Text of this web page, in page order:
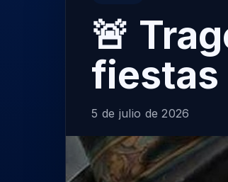
🚨
fiestas
5 de julio de 2026